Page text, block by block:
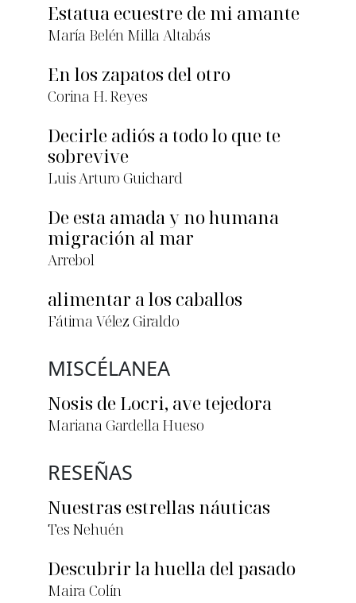
Estatua ecuestre de mi amante
María Belén Milla Altabás
En los zapatos del otro
Corina H. Reyes
Decirle adiós a todo lo que te
sobrevive
Luis Arturo Guichard
De esta amada y no humana
migración al mar
Arrebol
alimentar a los caballos
Fátima Vélez Giraldo
MISCÉLANEA
Nosis de Locri, ave tejedora
Mariana Gardella Hueso
RESEÑAS
Nuestras estrellas náuticas
Tes Nehuén
Descubrir la huella del pasado
Maira Colín